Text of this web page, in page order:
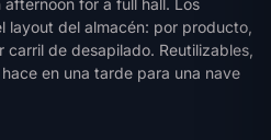
for a full hall. Los
layout del almacén: por producto,
de desapilado. Reutilizables,
en una tarde para una nave